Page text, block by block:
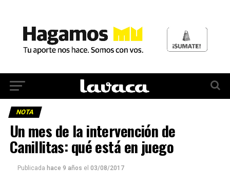
NOTA
Un mes de la intervención de
Canillitas: qué está en juego
Publicada hace 9 años el 03/08/2017